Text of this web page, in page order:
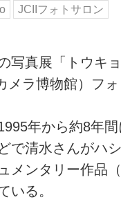
JCIIフォトサロン
写真展「トウキョ
メラ博物館）フ
年から約8年間
で清水さんがハ
メンタリー作品
いる。